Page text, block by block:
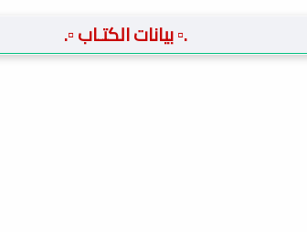
.▫️ بيانات الكتـاب ▫️.